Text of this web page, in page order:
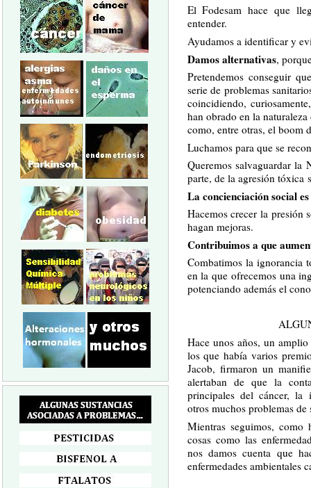
El Fodesam hace que
entender.
Ayudamos a identificar y
Damos alternativas,
Pretendemos conseguir
serie de problemas
coincidiendo,
han obrado en la
como, entre otras, el boom
Luchamos para que se
Queremos salvaguardar la
parte, de la agresión tóxica
La concienciación social
Hacemos crecer la presión
hagan mejoras.
Contribuimos a que
Combatimos la ignorancia
en la que ofrecemos una
potenciando además el
Hace unos años, un
los que había varios
Jacob, firmaron un
alertaban de que la
principales del cáncer, la
otros muchos problemas de
Mientras seguimos, como
cosas como las
nos damos cuenta que
enfermedades ambientales